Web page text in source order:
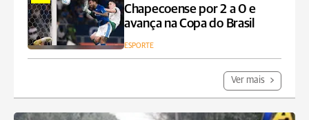
Chapecoense por 2 a 0 e
avança na Copa do Brasil
ESPORTE
Ver mais